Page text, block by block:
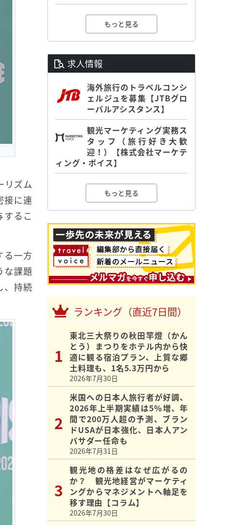
リズム
接に連
るこ
る一方
な課題
、持続
もっと見る
求人情報
海外旅行のトラベルコンシ
ェルジュを募集【JTBグロ
ーバルアシスタンス】
観光マーケティング実務ス
タッフ（旅行好き大歓
迎！）【株式会社マーケテ
ィング・ボイス】
もっと見る
ランキング（直近7日間）
東北三大祭りの秋田竿燈（かん
とう）まつりをホテル内から快
適に観る宿泊プラン、上質な郷
土料理も、1名5.3万円から
2026年7月30日
米国への日本人旅行者が好調、
2026年上半期実績は5％増、年
間で200万人超の予測、ブラン
ドUSAが日本強化、日本人アン
バサダー任命も
2026年7月31日
観光地の格差はなぜ広がるの
か？ 観光地経営がマーケティ
ングからマネジメントへ軸足を
移す理由【コラム】
2026年7月30日